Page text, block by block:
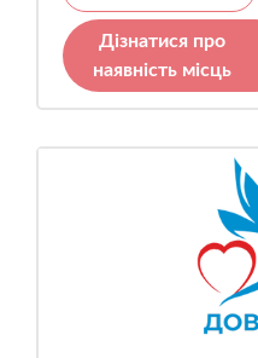
Дізнатися про
наявність місць